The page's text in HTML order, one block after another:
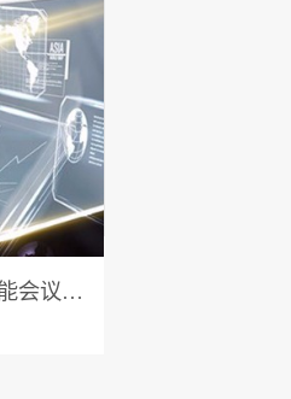
RFID智能会议签到系统